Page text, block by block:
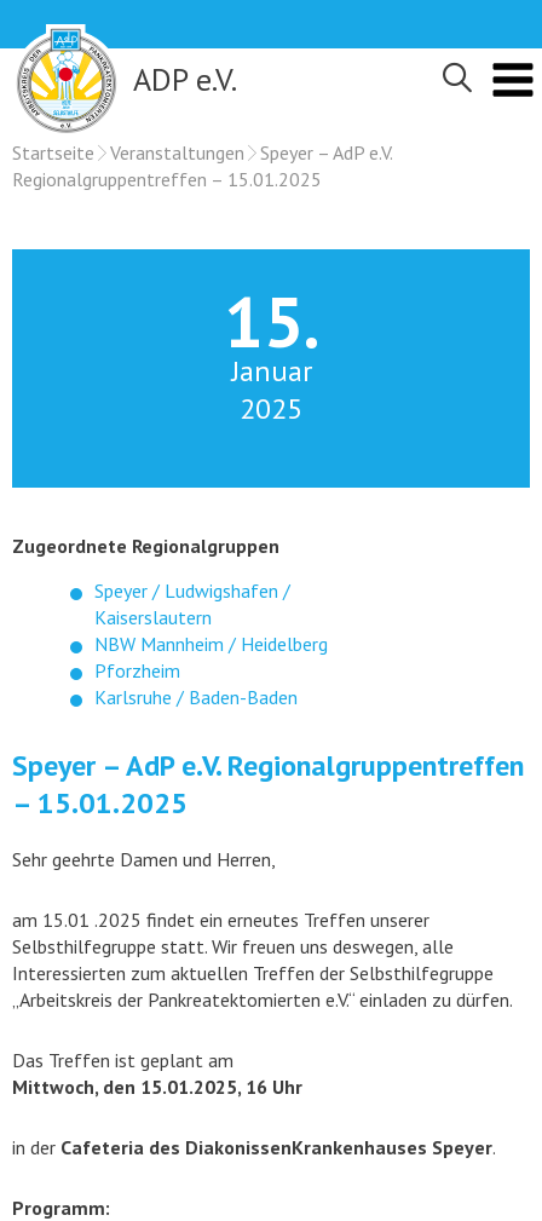
content
ADP e.V.
Startseite Veranstaltungen
Speyer – AdP e.V.
Regionalgruppentreffen – 15.01.2025
15.
Januar
2025
Zugeordnete Regionalgruppen
Speyer / Ludwigshafen /
Kaiserslautern
NBW Mannheim / Heidelberg
Pforzheim
Karlsruhe / Baden-Baden
Speyer – AdP e.V. Regionalgruppentreffen
– 15.01.2025
Sehr geehrte Damen und Herren,
am 15.01 .2025 findet ein erneutes Treffen unserer
Selbsthilfegruppe statt. Wir freuen uns deswegen, alle
Interessierten zum aktuellen Treffen der Selbsthilfegruppe
„Arbeitskreis der Pankreatektomierten e.V.“ einladen zu dürfen.
Das Treffen ist geplant am
Mittwoch, den 15.01.2025, 16 Uhr
in der Cafeteria des DiakonissenKrankenhauses Speyer.
Programm: